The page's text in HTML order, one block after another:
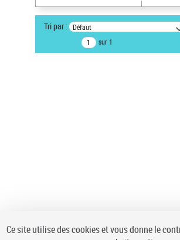
Type de notice d'autorité
Tri par : Défaut
sur 1
Ce site utilise des cookies et vous donne le